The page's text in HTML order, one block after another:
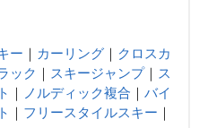
ー ｜ カーリング ｜ クロスカ
ック ｜ スキージャンプ｜ ス
｜ ノルディック複合 ｜ バイ
｜ フリースタイルスキー ｜